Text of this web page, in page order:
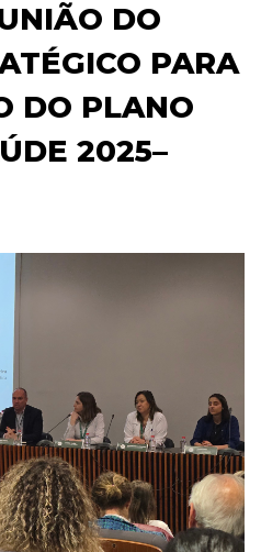
DO
PARA
DO PLANO
2025–